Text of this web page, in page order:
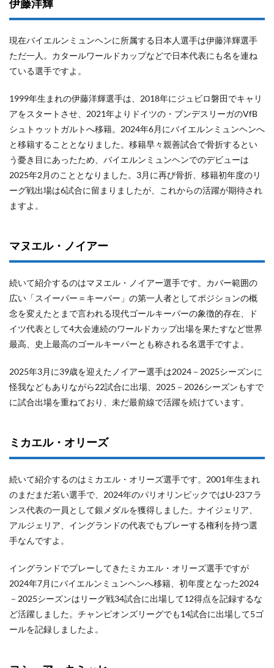
伊藤洋輝
現在バイエルンミュンヘンに所属する日本人選手は伊藤洋輝選手
ただ一人。カタールワールドカップなどで日本代表にも名を連ね
ている選手ですよ。
1999年生まれの伊藤洋輝選手は、2018年にジュビロ磐田でキャリ
アをスタートさせ、2021年よりドイツの・ブンデスリーガのVfB
シュトゥットガルトへ移籍。2024年6月にバイエルンミュンヘンへ
と移籍することとなりました。移籍早々親善試合で骨折するとい
う憂き目にあったため、バイエルンミュンヘンでのデビューは
2025年2月のこととなりました。3月に再び骨折、移籍初年度のリ
ーグ戦出場は6試合に留まりましたが、これからの活躍が期待され
ますよ。
マヌエル・ノイアー
続いて紹介するのはマヌエル・ノイアー選手です。カバー範囲の
広い「スイーパー＝キーパー」の第一人者としてポジションの概
念を変えたとまで言われる現代ゴールキーパーの象徴的存在、ド
イツ代表として4大会連続のワールドカップ出場を果たすなど世界
最高、史上最高のゴールキーパーとも称される名選手ですよ。
2025年3月に39歳を迎えたノイアー選手は2024－2025シーズンに
怪我などもありながら22試合に出場、2025－2026シーズンもすで
に試合出場を重ねており、未だ最前線で活躍を続けています。
ミカエル・オリーズ
続いて紹介するのはミカエル・オリーズ選手です。2001年生まれ
のまだまだ若い選手で、2024年のパリオリンピックではU-23フラ
ンス代表の一員として銀メダルを獲得しました。ナイジェリア、
アルジェリア、イングランドの代表でもプレーする権利を持つ選
手なんですよ。
イングランドでプレーしてきたミカエル・オリーズ選手ですが
2024年7月にバイエルンミュンヘンへ移籍、初年度となった2024
－2025シーズンはリーグ戦34試合に出場して12得点を記録するな
ど活躍しました。チャンピオンズリーグでも14試合に出場して5ゴ
ールを記録しましたよ。